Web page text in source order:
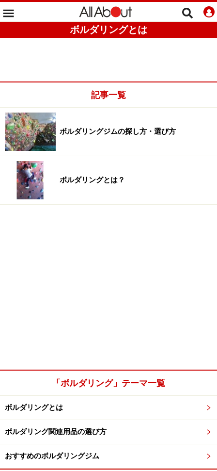
ボルダリングとは
記事一覧
ボルダリングジムの探し方・選び方
ボルダリングとは？
「ボルダリング」テーマ一覧
ボルダリングとは
ボルダリング関連用品の選び方
おすすめのボルダリングジム